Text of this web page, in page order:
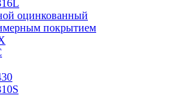
оцинкованный
покрытием